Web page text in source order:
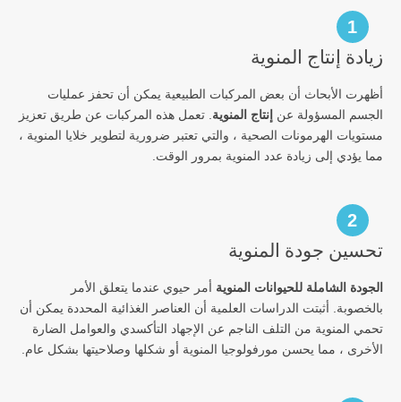
1
زيادة إنتاج المنوية
أظهرت الأبحاث أن بعض المركبات الطبيعية يمكن أن تحفز عمليات
الجسم المسؤولة عن إنتاج المنوية . تعمل هذه المركبات عن طريق تعزيز
مستويات الهرمونات الصحية ، والتي تعتبر ضرورية لتطوير خلايا المنوية ،
مما يؤدي إلى زيادة عدد المنوية بمرور الوقت.
2
تحسين جودة المنوية
الجودة الشاملة للحيوانات المنوية أمر حيوي عندما يتعلق الأمر
بالخصوبة. أثبتت الدراسات العلمية أن العناصر الغذائية المحددة يمكن أن
تحمي المنوية من التلف الناجم عن الإجهاد التأكسدي والعوامل الضارة
الأخرى ، مما يحسن مورفولوجيا المنوية أو شكلها وصلاحيتها بشكل عام.